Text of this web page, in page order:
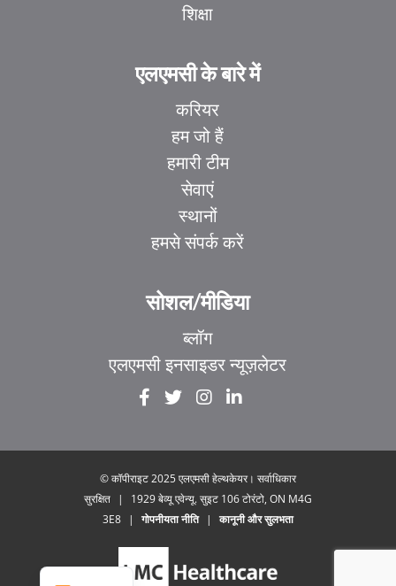
शिक्षा
एलएमसी के बारे में
करियर
हम जो हैं
हमारी टीम
सेवाएं
स्थानों
हमसे संपर्क करें
सोशल/मीडिया
ब्लॉग
एलएमसी इनसाइडर न्यूज़लेटर
© कॉपीराइट 2025 एलएमसी हेल्थकेयर। सर्वाधिकार
सुरक्षित
|
1929 बेव्यू एवेन्यू. सुइट 106 टोरंटो, ON M4G
3E8
| गोपनीयता नीति | कानूनी और सुलभता
UR